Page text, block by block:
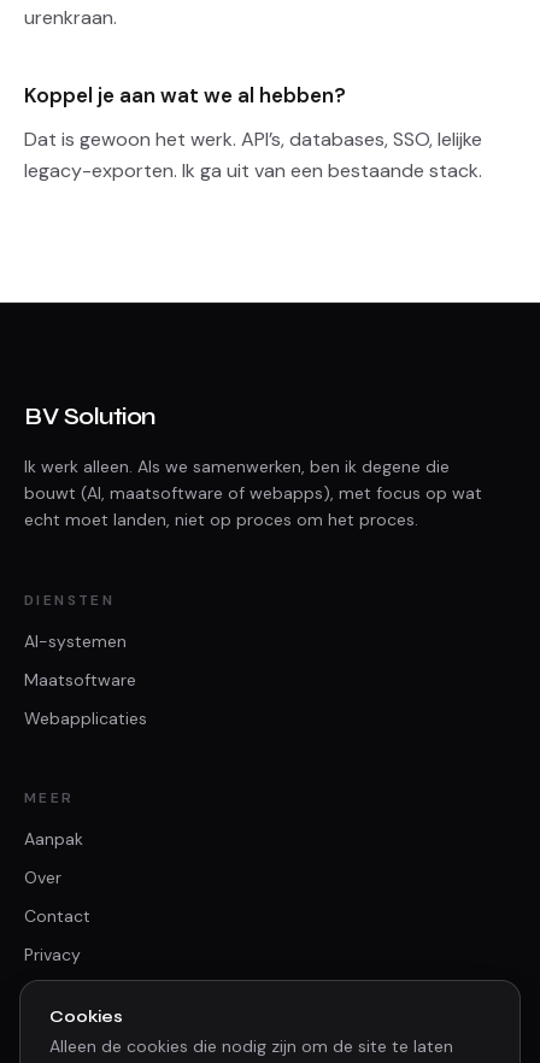
urenkraan.
Koppel je aan wat we al hebben?
Dat is gewoon het werk. API’s, databases, SSO, lelijke
legacy-exporten. Ik ga uit van een bestaande stack.
BV Solution
Ik werk alleen. Als we samenwerken, ben ik degene die
bouwt (AI, maatsoftware of webapps), met focus op wat
echt moet landen, niet op proces om het proces.
DIENSTEN
AI-systemen
Maatsoftware
Webapplicaties
MEER
Aanpak
Over
Contact
Privacy
Cookies
Alleen de cookies die nodig zijn om de site te laten